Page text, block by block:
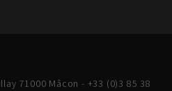
71000 Mâcon - +33 (0)3 85 38